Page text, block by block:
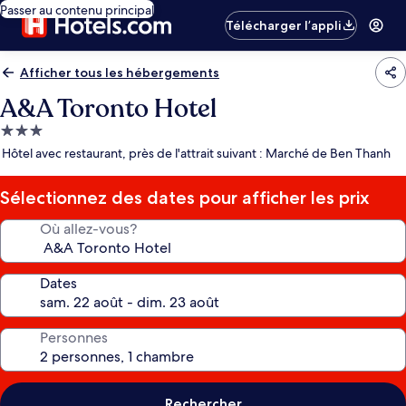
Passer au contenu principal
Télécharger l’appli
Afficher tous les hébergements
A&A Toronto Hotel
Hébergement
3.0 étoiles
Hôtel avec restaurant, près de l'attrait suivant : Marché de Ben Thanh
Sélectionnez des dates pour afficher les prix
Où allez-vous?
Dates
Personnes